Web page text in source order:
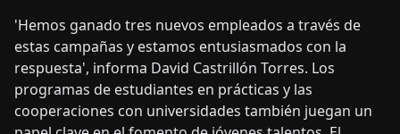
'Hemos ganado tres nuevos empleados a través de
estas campañas y estamos entusiasmados con la
respuesta', informa David Castrillón Torres. Los
programas de estudiantes en prácticas y las
cooperaciones con universidades también juegan un